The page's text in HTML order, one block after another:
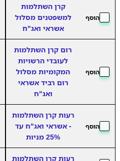
הוסף
קרן השתלמות
למשפטנים מסלול
אשראי ואג"ח
הוסף
רום קרן השתלמות
לעובדי הרשויות
המקומיות מסלול
רום רביד אשראי
ואג"ח
הוסף
רעות קרן השתלמות
- אשראי ואג"ח עד
25% מניות
רעות קרן השתלמות